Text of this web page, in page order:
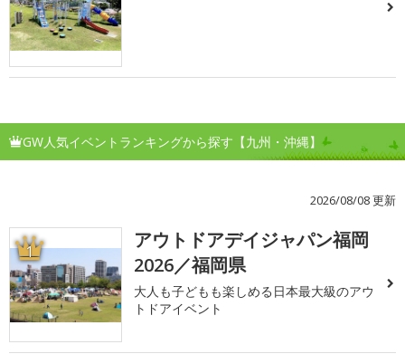
GW人気イベントランキングから探す【九州・沖縄】
2026/08/08 更新
1
アウトドアデイジャパン福岡
2026／福岡県
大人も子どもも楽しめる日本最大級のアウ
トドアイベント